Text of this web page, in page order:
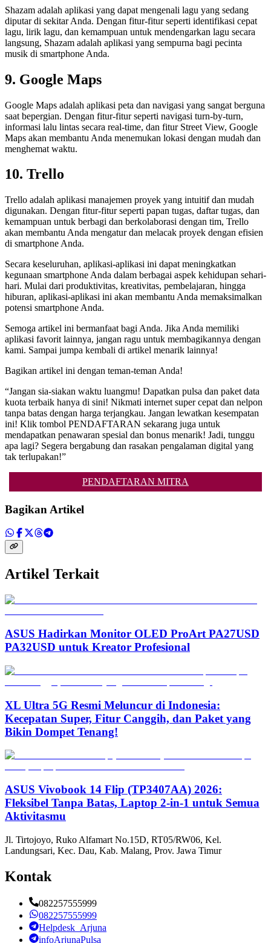
Shazam adalah aplikasi yang dapat mengenali lagu yang sedang
diputar di sekitar Anda. Dengan fitur-fitur seperti identifikasi cepat
lagu, lirik lagu, dan kemampuan untuk mendengarkan lagu secara
langsung, Shazam adalah aplikasi yang sempurna bagi pecinta
musik di smartphone Anda.
9. Google Maps
Google Maps adalah aplikasi peta dan navigasi yang sangat berguna
saat bepergian. Dengan fitur-fitur seperti navigasi turn-by-turn,
informasi lalu lintas secara real-time, dan fitur Street View, Google
Maps akan membantu Anda menemukan lokasi dengan mudah dan
menghemat waktu.
10. Trello
Trello adalah aplikasi manajemen proyek yang intuitif dan mudah
digunakan. Dengan fitur-fitur seperti papan tugas, daftar tugas, dan
kemampuan untuk berbagi dan berkolaborasi dengan tim, Trello
akan membantu Anda mengatur dan melacak proyek dengan efisien
di smartphone Anda.
Secara keseluruhan, aplikasi-aplikasi ini dapat meningkatkan
kegunaan smartphone Anda dalam berbagai aspek kehidupan sehari-
hari. Mulai dari produktivitas, kreativitas, pembelajaran, hingga
hiburan, aplikasi-aplikasi ini akan membantu Anda memaksimalkan
potensi smartphone Anda.
Semoga artikel ini bermanfaat bagi Anda. Jika Anda memiliki
aplikasi favorit lainnya, jangan ragu untuk membagikannya dengan
kami. Sampai jumpa kembali di artikel menarik lainnya!
Bagikan artikel ini dengan teman-teman Anda!
“Jangan sia-siakan waktu luangmu! Dapatkan pulsa dan paket data
kuota terbaik hanya di sini! Nikmati internet super cepat dan nelpon
tanpa batas dengan harga terjangkau. Jangan lewatkan kesempatan
ini! Klik tombol PENDAFTARAN sekarang juga untuk
mendapatkan penawaran spesial dan bonus menarik! Jadi, tunggu
apa lagi? Segera bergabung dan rasakan pengalaman digital yang
tak terlupakan!”
PENDAFTARAN MITRA
Bagikan Artikel
Artikel Terkait
ASUS Hadirkan Monitor OLED ProArt PA27USD
PA32USD untuk Kreator Profesional
XL Ultra 5G Resmi Meluncur di Indonesia:
Kecepatan Super, Fitur Canggih, dan Paket yang
Bikin Dompet Tenang!
ASUS Vivobook 14 Flip (TP3407AA) 2026:
Fleksibel Tanpa Batas, Laptop 2-in-1 untuk Semua
Aktivitasmu
Jl. Tirtojoyo, Ruko Alfamart No.15D, RT05/RW06, Kel.
Landungsari, Kec. Dau, Kab. Malang, Prov. Jawa Timur
Kontak
082257555999
082257555999
Helpdesk_Arjuna
infoArjunaPulsa